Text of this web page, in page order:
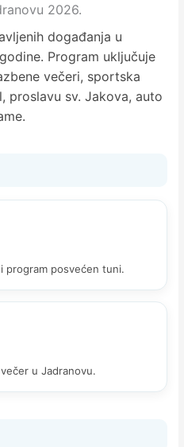
2026.
događanja u
Program uključuje
večeri, sportska
proslavu sv. Jakova, auto
program posvećen tuni.
u Jadranovu.